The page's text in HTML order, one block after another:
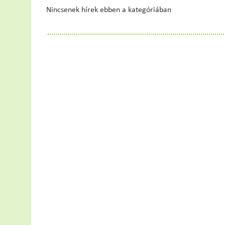
Nincsenek hírek ebben a kategóriában